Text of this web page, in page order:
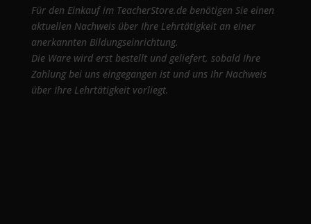
Für den Einkauf im TeacherStore.de benötigen Sie einen
aktuellen Nachweis über Ihre Lehrtätigkeit an einer
anerkannten Bildungseinrichtung.
Die Ware wird erst bestellt und geliefert, sobald Ihre
Zahlung bei uns eingegangen ist und uns Ihr Nachweis
über Ihre Lehrtätigkeit vorliegt.